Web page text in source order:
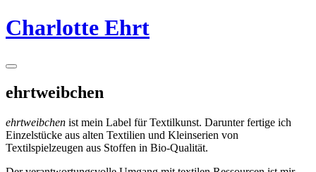
Springe
zum
Charlotte Ehrt
Seitenleiste
ehrtweibchen
ehrtweibchen ist mein Label für Textilkunst. Darunter fertige ich
Einzelstücke aus alten Textilien und Kleinserien von
Textilspielzeugen aus Stoffen in Bio-Qualität.